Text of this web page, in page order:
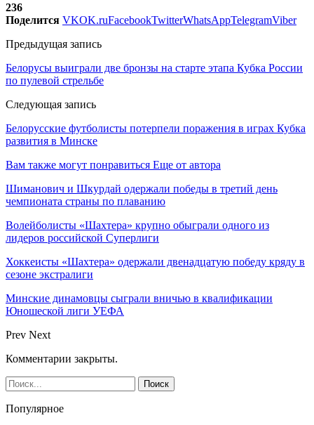
236
Поделится VKOK.ruFacebookTwitterWhatsAppTelegramViber
Предыдущая запись
Белорусы выиграли две бронзы на старте этапа Кубка России
по пулевой стрельбе
Следующая запись
Белорусские футболисты потерпели поражения в играх Кубка
развития в Минске
Вам также могут понравиться Еще от автора
Шиманович и Шкурдай одержали победы в третий день
чемпионата страны по плаванию
Волейболисты «Шахтера» крупно обыграли одного из
лидеров российской Суперлиги
Хоккеисты «Шахтера» одержали двенадцатую победу кряду в
сезоне экстралиги
Минские динамовцы сыграли вничью в квалификации
Юношеской лиги УЕФА
Prev Next
Комментарии закрыты.
Популярное